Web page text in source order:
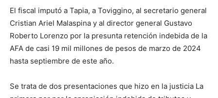
El fiscal imputó a Tapia, a Toviggino, al secretario general
Cristian Ariel Malaspina y al director general Gustavo
Roberto Lorenzo por la presunta retención indebida de la
AFA de casi 19 mil millones de pesos de marzo de 2024
hasta septiembre de este año.
Se trata de dos presentaciones que hizo en la justicia La